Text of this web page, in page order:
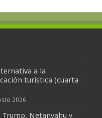
a la
turística (cuarta
2026
Trump, Netanyahu y